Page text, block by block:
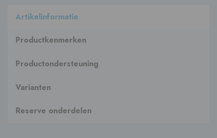
Artikelinformatie
Productkenmerken
Productondersteuning
Varianten
Reserve onderdelen